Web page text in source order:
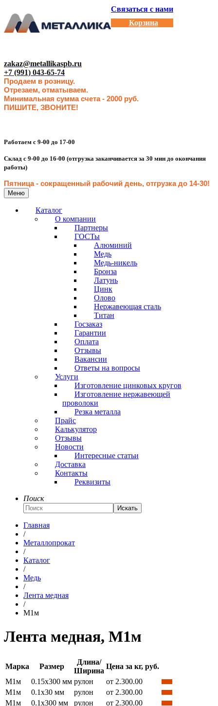
Связаться с нами
Корзина
zakaz@metallikaspb.ru
+7 (991) 043-65-74
Продаем в розницу.
Отрезаем, отматываем.
Минимальная сумма счета - 2000 руб.
ПИШИТЕ, ЗВОНИТЕ!
Работаем с 9-00 до 17-00
Склад с 9-00 до 16-00 (отгрузка заканчивается за 30 мин до окончания
работы)
Пятница - сокращенный рабочий день, отгрузка до 14-30!
Меню
Каталог
О компании
Партнеры
ГОСТы
Алюминий
Медь
Медь-никель
Бронза
Латунь
Цинк
Олово
Нержавеющая сталь
Титан
Госзаказ
Гарантии
Оплата
Отзывы
Вакансии
Ответы на вопросы
Услуги
Изготовление цинковых кругов
Изготовление нержавеющей
проволоки
Резка металла
Прайс
Калькулятор
Отзывы
Новости
Интересные статьи
Доставка
Контакты
Реквизиты
Поиск
Искать
Главная
/
Металлопрокат
/
Каталог
/
Медь
/
Лента медная
/
М1м
Лента медная, М1м
Марка Размер
Длина/
Ширина
Цена за кг, руб.
М1м
0.15x300 мм рулон
от 2.300.00
М1м
0.1x30 мм рулон
от 2.300.00
М1м
0.1x300 мм рулон
от 2.300.00